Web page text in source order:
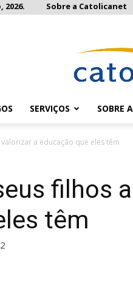
2026. Sobre a Catolicanet
SERVIÇOS SOBRE
a educação que eles têm
filhos
têm